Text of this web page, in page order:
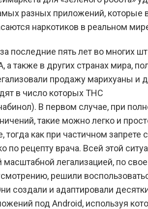
разных приложений, которые
наркотиков в реальном
последние пять лет во многих
а также в других странах мира,
продажу марихуаны и
в число которых THC
В первом случае, при
такие можно легко и
тогда как при частичном запрете
по рецепту врача. Всей этой
масштабной легализацией, по
решили
создали и адаптировали
под Android, используя